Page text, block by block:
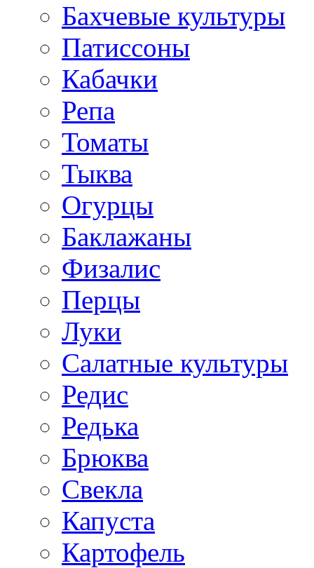
Бахчевые культуры
Патиссоны
Кабачки
Репа
Томаты
Тыква
Огурцы
Баклажаны
Физалис
Перцы
Луки
Салатные культуры
Редис
Редька
Брюква
Свекла
Капуста
Картофель